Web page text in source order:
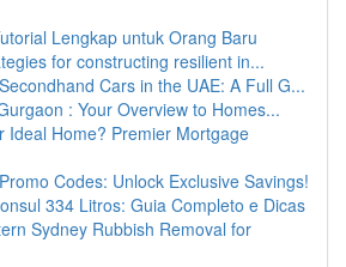
Lengkap untuk Orang Baru
for constructing resilient in...
Cars in the UAE: A Full G...
: Your Overview to Homes...
Ideal Home? Premier Mortgage
Codes: Unlock Exclusive Savings!
334 Litros: Guia Completo e Dicas
Sydney Rubbish Removal for